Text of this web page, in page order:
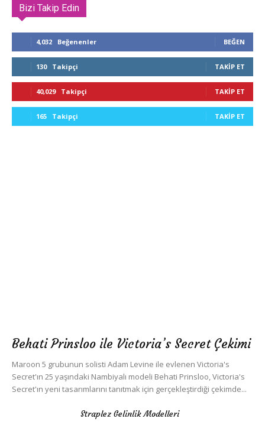
Bizi Takip Edin
4,032 Beğenenler BEĞEN
130 Takipçi TAKIP ET
40,029 Takipçi TAKIP ET
165 Takipçi TAKIP ET
Behati Prinsloo ile Victoria’s Secret Çekimi
Maroon 5 grubunun solisti Adam Levine ile evlenen Victoria's
Secret'ın 25 yaşındaki Nambiyalı modeli Behati Prinsloo, Victoria's
Secret'ın yeni tasarımlarını tanıtmak için gerçekleştirdiği çekimde...
Straplez Gelinlik Modelleri